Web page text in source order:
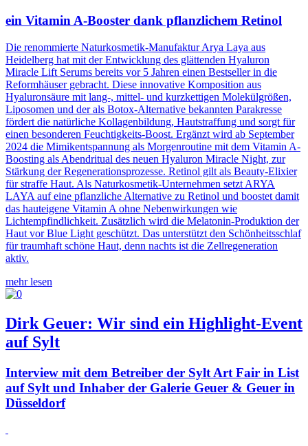
ein Vitamin A-Booster dank pflanzlichem Retinol
Die renommierte Naturkosmetik-Manufaktur Arya Laya aus
Heidelberg hat mit der Entwicklung des glättenden Hyaluron
Miracle Lift Serums bereits vor 5 Jahren einen Bestseller in die
Reformhäuser gebracht. Diese innovative Komposition aus
Hyaluronsäure mit lang-, mittel- und kurzkettigen Molekülgrößen,
Liposomen und der als Botox-Alternative bekannten Parakresse
fördert die natürliche Kollagenbildung, Hautstraffung und sorgt für
einen besonderen Feuchtigkeits-Boost. Ergänzt wird ab September
2024 die Mimikentspannung als Morgenroutine mit dem Vitamin A-
Boosting als Abendritual des neuen Hyaluron Miracle Night, zur
Stärkung der Regenerationsprozesse. Retinol gilt als Beauty-Elixier
für straffe Haut. Als Naturkosmetik-Unternehmen setzt ARYA
LAYA auf eine pflanzliche Alternative zu Retinol und boostet damit
das hauteigene Vitamin A ohne Nebenwirkungen wie
Lichtempfindlichkeit. Zusätzlich wird die Melatonin-Produktion der
Haut vor Blue Light geschützt. Das unterstützt den Schönheitsschlaf
für traumhaft schöne Haut, denn nachts ist die Zellregeneration
aktiv.
mehr lesen
Dirk Geuer: Wir sind ein Highlight-Event
auf Sylt
Interview mit dem Betreiber der Sylt Art Fair in List
auf Sylt und Inhaber der Galerie Geuer & Geuer in
Düsseldorf